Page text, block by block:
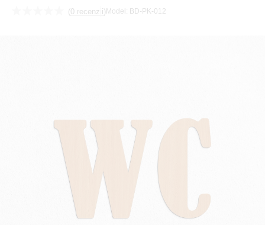
(0 recenzii) Model: BD-PK-012